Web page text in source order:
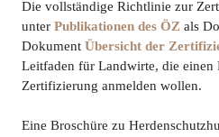
Die vollständige Richtlinie zur
unter Publikationen des ÖZ als
Dokument Übersicht der
Leitfaden für Landwirte, die einen
Zertifizierung anmelden wollen.
Eine Broschüre zu